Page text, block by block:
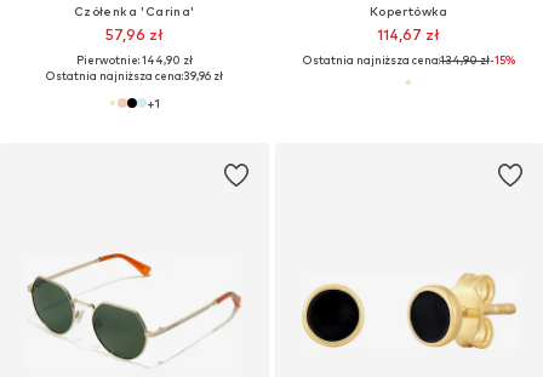
Czółenka 'Carina'
57,96 zł
Pierwotnie: 144,90 zł
Ostatnia najniższa cena:39,96 zł
+1
Kopertówka
114,67 zł
Ostatnia najniższa cena:134,90 zł-15%